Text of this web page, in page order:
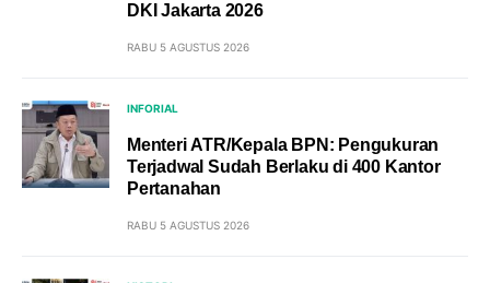
DKI Jakarta 2026
RABU 5 AGUSTUS 2026
INFORIAL
Menteri ATR/Kepala BPN: Pengukuran
Terjadwal Sudah Berlaku di 400 Kantor
Pertanahan
RABU 5 AGUSTUS 2026